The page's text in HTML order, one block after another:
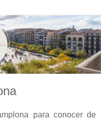
para conocer de